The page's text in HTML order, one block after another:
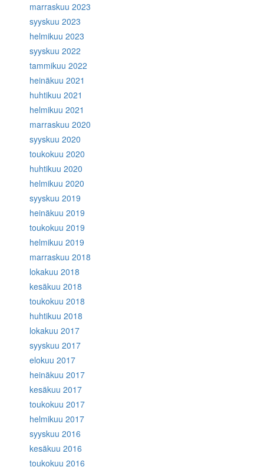
marraskuu 2023
syyskuu 2023
helmikuu 2023
syyskuu 2022
tammikuu 2022
heinäkuu 2021
huhtikuu 2021
helmikuu 2021
marraskuu 2020
syyskuu 2020
toukokuu 2020
huhtikuu 2020
helmikuu 2020
syyskuu 2019
heinäkuu 2019
toukokuu 2019
helmikuu 2019
marraskuu 2018
lokakuu 2018
kesäkuu 2018
toukokuu 2018
huhtikuu 2018
lokakuu 2017
syyskuu 2017
elokuu 2017
heinäkuu 2017
kesäkuu 2017
toukokuu 2017
helmikuu 2017
syyskuu 2016
kesäkuu 2016
toukokuu 2016